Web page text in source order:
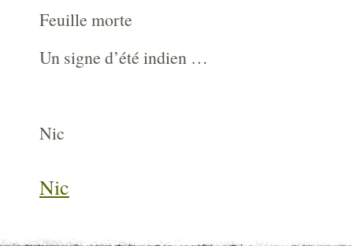
Feuille morte
Un signe d’été indien …
Nic
Nic